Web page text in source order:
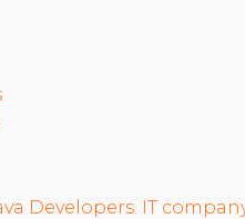
Developers. IT